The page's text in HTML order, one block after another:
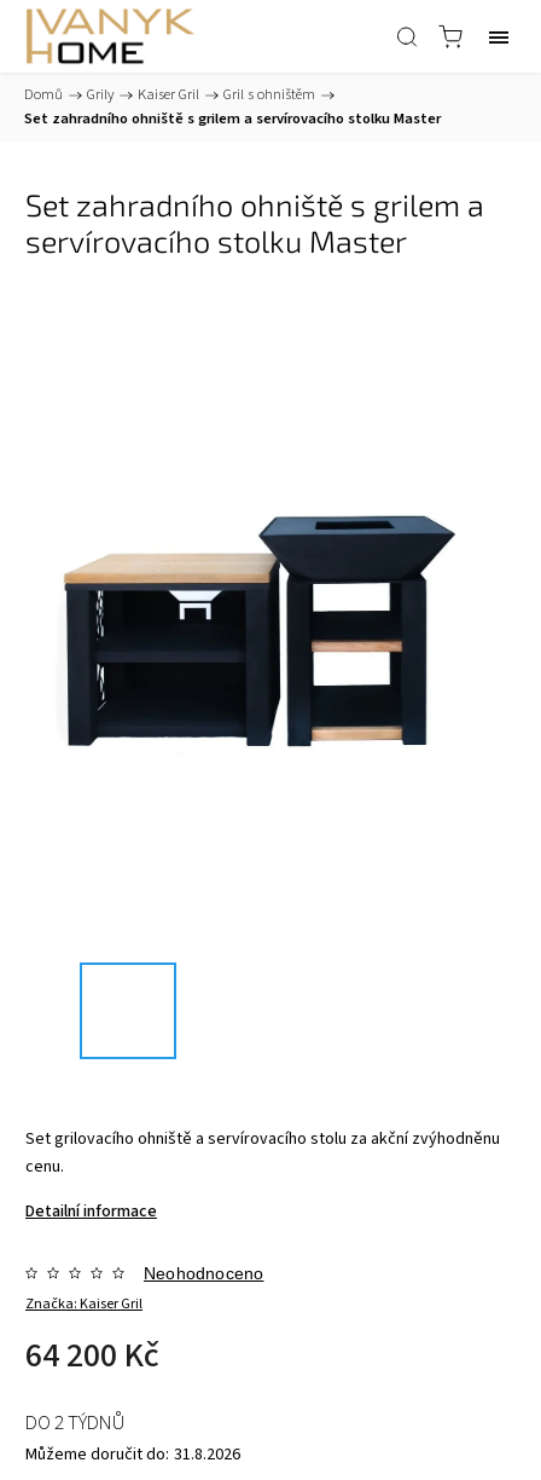
Domů / Grily / Kaiser Gril / Gril s ohništěm /
Set zahradního ohniště s grilem a servírovacího stolku Master
Set zahradního ohniště s grilem a
servírovacího stolku Master
Set grilovacího ohniště a servírovacího stolu za akční zvýhodněnu
cenu.
Detailní informace
Značka:Kaiser Gril
Neohodnoceno
64 200 Kč
DO 2 TÝDNŮ
Můžeme doručit do: 31.8.2026